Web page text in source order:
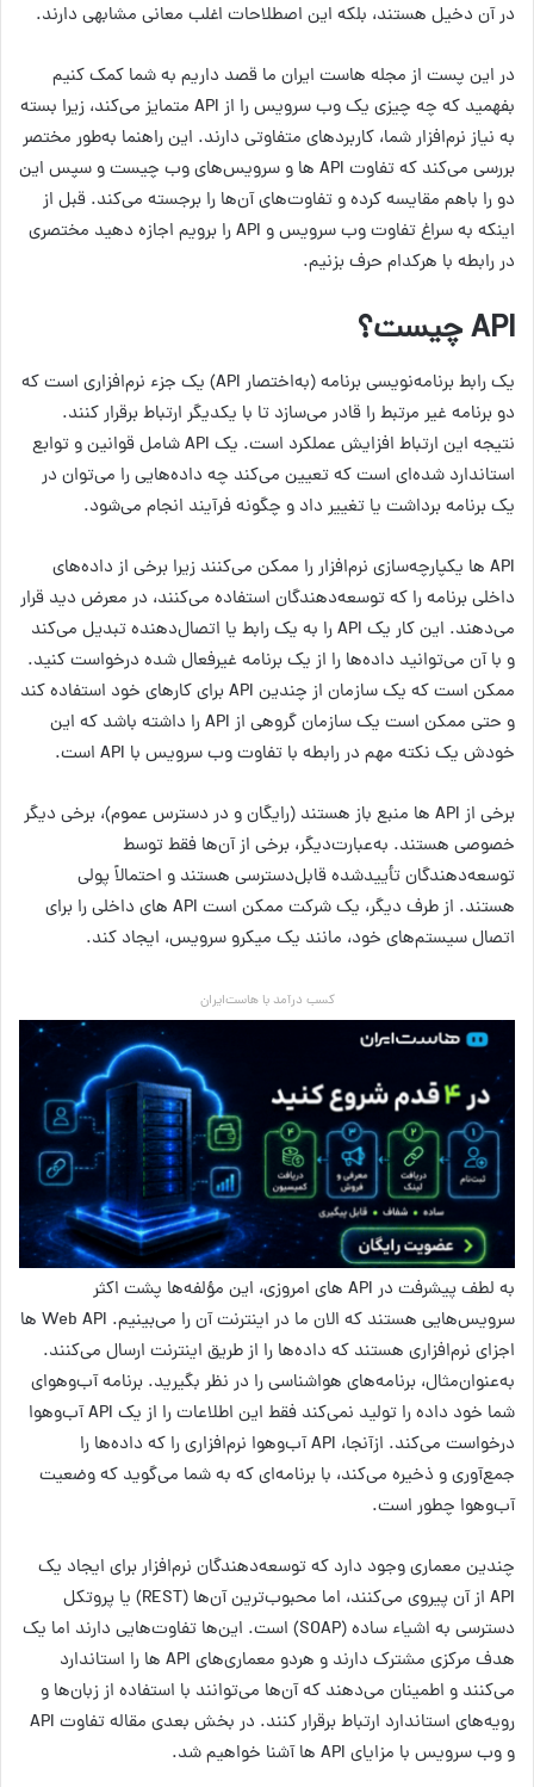
در آن دخیل هستند، بلکه این اصطلاحات اغلب معانی مشابهی دارند.
در این پست از مجله هاست ایران ما قصد داریم به شما کمک کنیم
بفهمید که چه چیزی یک وب سرویس را از API متمایز می‌کند، زیرا بسته
به نیاز نرم‌افزار شما، کاربردهای متفاوتی دارند. این راهنما به‌طور مختصر
بررسی می‌کند که تفاوت API ها و سرویس‌های وب چیست و سپس این
دو را باهم مقایسه کرده و تفاوت‌های آن‌ها را برجسته می‌کند. قبل از
اینکه به سراغ تفاوت وب سرویس و API را برویم اجازه دهید مختصری
در رابطه با هرکدام حرف بزنیم.
API چیست؟
یک رابط برنامه‌نویسی برنامه (به‌اختصار API) یک جزء نرم‌افزاری است که
دو برنامه غیر مرتبط را قادر می‌سازد تا با یکدیگر ارتباط برقرار کنند.
نتیجه این ارتباط افزایش عملکرد است. یک API شامل قوانین و توابع
استاندارد شده‌ای است که تعیین می‌کند چه داده‌هایی را می‌توان در
یک برنامه برداشت یا تغییر داد و چگونه فرآیند انجام می‌شود.
API ها یکپارچه‌سازی نرم‌افزار را ممکن می‌کنند زیرا برخی از داده‌های
داخلی برنامه را که توسعه‌دهندگان استفاده می‌کنند، در معرض دید قرار
می‌دهند. این کار یک API را به یک رابط یا اتصال‌دهنده تبدیل می‌کند
و با آن می‌توانید داده‌ها را از یک برنامه غیرفعال شده درخواست کنید.
ممکن است که یک سازمان از چندین API برای کارهای خود استفاده کند
و حتی ممکن است یک سازمان گروهی از API را داشته باشد که این
خودش یک نکته مهم در رابطه با تفاوت وب سرویس با API است.
برخی از API ها منبع باز هستند (رایگان و در دسترس عموم)، برخی دیگر
خصوصی هستند. به‌عبارت‌دیگر، برخی از آن‌ها فقط توسط
توسعه‌دهندگان تأییدشده قابل‌دسترسی هستند و احتمالاً پولی
هستند. از طرف دیگر، یک شرکت ممکن است API های داخلی را برای
اتصال سیستم‌های خود، مانند یک میکرو سرویس، ایجاد کند.
کسب درآمد با هاست‌ایران
به لطف پیشرفت در API های امروزی، این مؤلفه‌ها پشت اکثر
سرویس‌هایی هستند که الان ما در اینترنت آن را می‌بینیم. Web API ها
اجزای نرم‌افزاری هستند که داده‌ها را از طریق اینترنت ارسال می‌کنند.
به‌عنوان‌مثال، برنامه‌های هواشناسی را در نظر بگیرید. برنامه آب‌وهوای
شما خود داده را تولید نمی‌کند فقط این اطلاعات را از یک API آب‌وهوا
درخواست می‌کند. ازآنجا، API آب‌وهوا نرم‌افزاری را که داده‌ها را
جمع‌آوری و ذخیره می‌کند، با برنامه‌ای که به شما می‌گوید که وضعیت
آب‌وهوا چطور است.
چندین معماری وجود دارد که توسعه‌دهندگان نرم‌افزار برای ایجاد یک
API از آن پیروی می‌کنند، اما محبوب‌ترین آن‌ها (REST) ​​یا پروتکل
دسترسی به اشیاء ساده (SOAP) است. این‌ها تفاوت‌هایی دارند اما یک
هدف مرکزی مشترک دارند و هردو معماری‌های API ها را استاندارد
می‌کنند و اطمینان می‌دهند که آن‌ها می‌توانند با استفاده از زبان‌ها و
رویه‌های استاندارد ارتباط برقرار کنند. در بخش بعدی مقاله تفاوت API
و وب سرویس با مزایای API ها آشنا خواهیم شد.